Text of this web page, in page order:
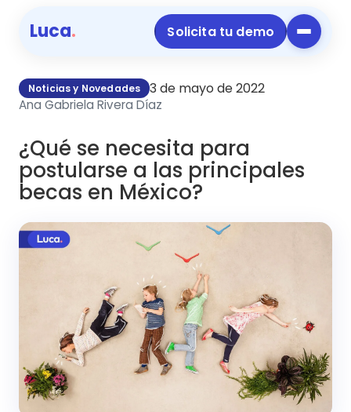
Luca. Solicita tu demo
Noticias y Novedades 3 de mayo de 2022
Ana Gabriela Rivera Díaz
¿Qué se necesita para
postularse a las principales
becas en México?